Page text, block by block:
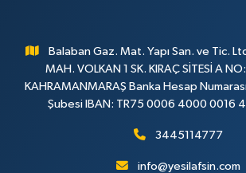
Balaban Gaz. Mat. Yapı San. ve Tic.
MAH. VOLKAN 1 SK. KIRAÇ SİTESİ A
KAHRAMANMARAŞ Banka Hesap
Şubesi IBAN: TR75 0006 4000 0016
3445114777
info@yesilafsin.com